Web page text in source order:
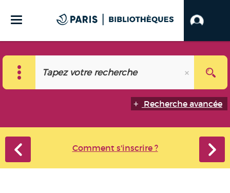
Recherche avancée
Comment s'inscrire ?